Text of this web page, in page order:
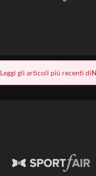
Leggi gli articoli più recenti di